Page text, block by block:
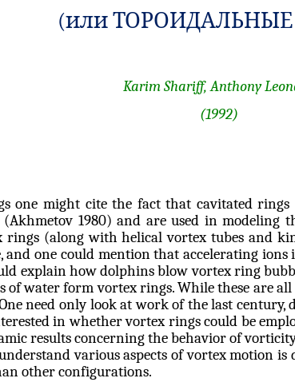
(или
KarimShariff, Anthony
(1992)
one might cite the fact that cavitatedrings
(Akhmetov 1980) and are used in
rings (along with helical vortex tubes and
one could mention that accelerating
explain how dolphins blow vortex ring
of water form vortex rings. While these are
need only look at work of the last
in whether vortex rings could be
results concerning the behavior of
various aspects of vortex motion
other configurations.